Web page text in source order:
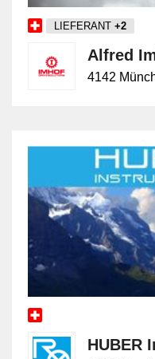
LIEFERANT +2
Alfred
4142
HUBER